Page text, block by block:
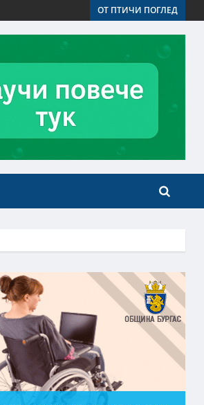
ОТ ПТИЧИ ПОГЛЕД